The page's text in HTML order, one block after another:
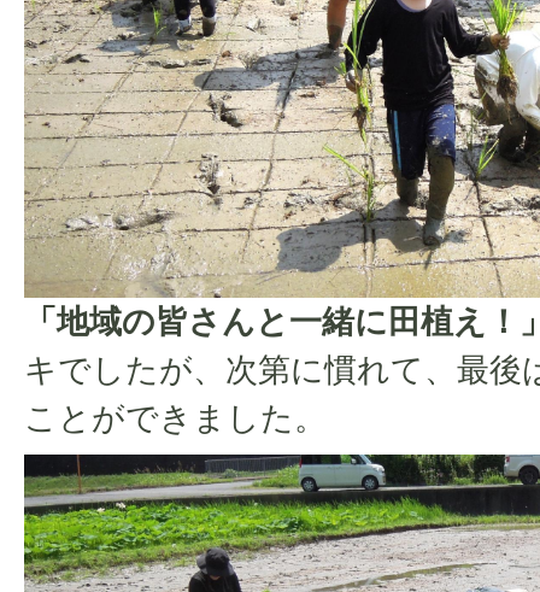
「地域の皆さんと一緒に田植え！
キでしたが、次第に慣れて、最後
ことができました。